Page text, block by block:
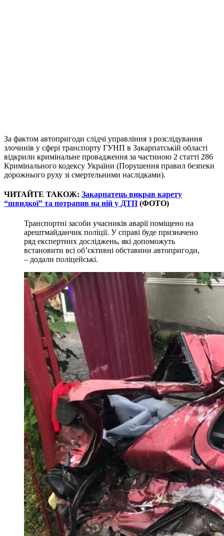
За фактом автопригоди слідчі управління з розслідування
злочинів у сфері транспорту ГУНП в Закарпатській області
відкрили кримінальне провадження за частиною 2 статті 286
Кримінального кодексу України (Порушення правил безпеки
дорожнього руху зі смертельними наслідками).
ЧИТАЙТЕ ТАКОЖ: Закарпатець викрав карету
“швидкої” та потрапив на ній у ДТП (ФОТО)
Транспортні засоби учасників аварії поміщено на
арештмайданчик поліції. У справі буде призначено
ряд експертних досліджень, які допоможуть
встановити всі об’єктивні обставини автопригоди,
– додали поліцейські.